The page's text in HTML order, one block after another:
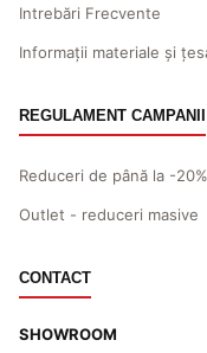
Intrebări Frecvente
Informații materiale și
REGULAMENT CAMPANII
Reduceri de până la -
Outlet - reduceri masive
CONTACT
SHOWROOM